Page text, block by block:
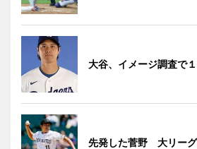
大谷、イメージ調査で
先発した菅野 大リーグ